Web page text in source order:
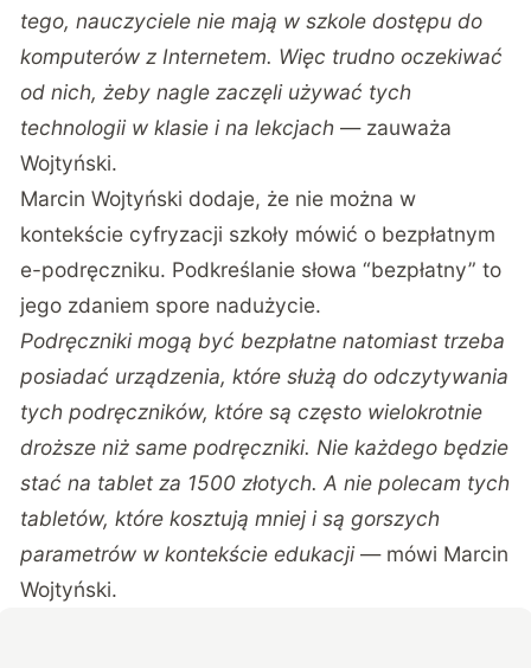
tego, nauczyciele nie mają w szkole dostępu do
komputerów z Internetem. Więc trudno oczekiwać
od nich, żeby nagle zaczęli używać tych
technologii w klasie i na lekcjach — zauważa
Wojtyński.
Marcin Wojtyński dodaje, że nie można w
kontekście cyfryzacji szkoły mówić o bezpłatnym
e-podręczniku. Podkreślanie słowa “bezpłatny” to
jego zdaniem spore nadużycie.
Podręczniki mogą być bezpłatne natomiast trzeba
posiadać urządzenia, które służą do odczytywania
tych podręczników, które są często wielokrotnie
droższe niż same podręczniki. Nie każdego będzie
stać na tablet za 1500 złotych. A nie polecam tych
tabletów, które kosztują mniej i są gorszych
parametrów w kontekście edukacji — mówi Marcin
Wojtyński.